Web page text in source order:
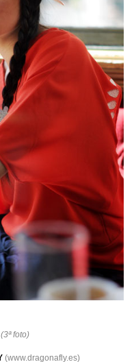
(3ª foto)
(www.dragonafly.es)